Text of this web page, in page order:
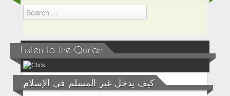
Listen to the Qur'an
كيف يدخل غير المسلم في الإسلام